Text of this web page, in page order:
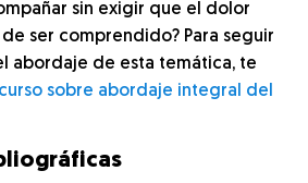
sin exigir que el dolor
ser comprendido? Para seguir
abordaje de esta temática, te
curso sobre abordaje integral del